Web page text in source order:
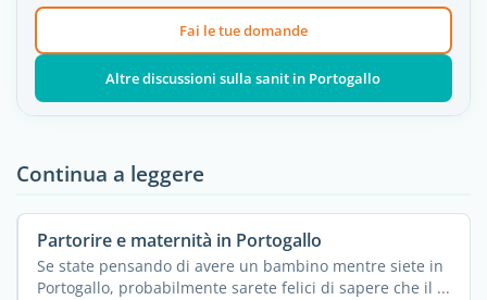
Fai le tue domande
Altre discussioni sulla sanit in Portogallo
Continua a leggere
Partorire e maternità in Portogallo
Se state pensando di avere un bambino mentre siete in
Portogallo, probabilmente sarete felici di sapere che il ...